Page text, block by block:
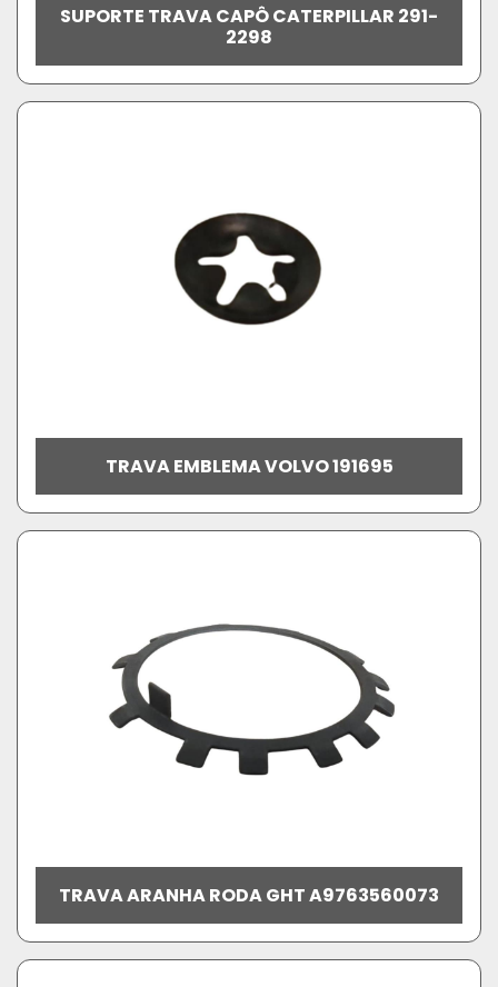
SUPORTE TRAVA CAPÔ CATERPILLAR 291-
2298
TRAVA EMBLEMA VOLVO 191695
TRAVA ARANHA RODA GHT A9763560073